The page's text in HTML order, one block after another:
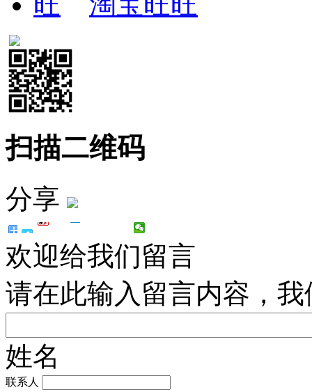
扫描二维码
分享
欢迎给我们留言
请在此输入留言内容，
姓名
联系人